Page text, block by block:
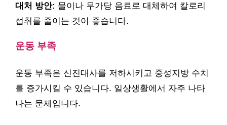
대처 방안: 물이나 무가당 음료로 대체하여 칼로리
섭취를 줄이는 것이 좋습니다.
운동 부족
운동 부족은 신진대사를 저하시키고 중성지방 수치
를 증가시킬 수 있습니다. 일상생활에서 자주 나타
나는 문제입니다.